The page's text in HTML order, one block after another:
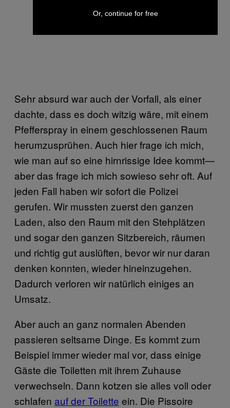
Sehr absurd war auch der Vorfall, als einer
dachte, dass es doch witzig wäre, mit einem
Pfefferspray in einem geschlossenen Raum
herumzusprühen. Auch hier frage ich mich,
wie man auf so eine hirnrissige Idee kommt—
aber das frage ich mich sowieso sehr oft. Auf
jeden Fall haben wir sofort die Polizei
gerufen. Wir mussten zuerst den ganzen
Laden, also den Raum mit den Stehplätzen
und sogar den ganzen Sitzbereich, räumen
und richtig gut auslüften, bevor wir nur daran
denken konnten, wieder hineinzugehen.
Dadurch verloren wir natürlich einiges an
Umsatz.
Aber auch an ganz normalen Abenden
passieren seltsame Dinge. Es kommt zum
Beispiel immer wieder mal vor, dass einige
Gäste die Toiletten mit ihrem Zuhause
verwechseln. Dann kotzen sie alles voll oder
schlafen auf der Toilette ein. Die Pissoire
Or, continue for free